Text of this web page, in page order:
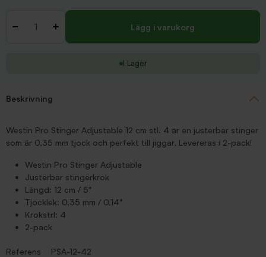
- + Lägg i varukorg
I Lager
Beskrivning
Westin Pro Stinger Adjustable 12 cm stl. 4 är en justerbar stinger
som är 0,35 mm tjock och perfekt till jiggar. Levereras i 2-pack!
Westin Pro Stinger Adjustable
Justerbar stingerkrok
Längd: 12 cm / 5"
Tjocklek: 0,35 mm / 0,14"
Krokstrl: 4
2-pack
Referens
PSA-12-42